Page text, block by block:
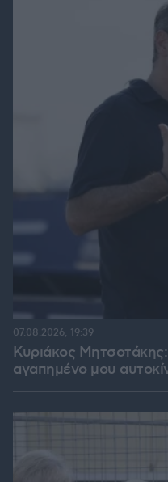
Κυριάκος
αγαπημένο μου
07.08.2026, 19:39